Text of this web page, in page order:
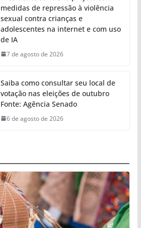
medidas de repressão à violência
sexual contra crianças e
adolescentes na internet e com uso
de IA
7 de agosto de 2026
Saiba como consultar seu local de
votação nas eleições de outubro
Fonte: Agência Senado
6 de agosto de 2026